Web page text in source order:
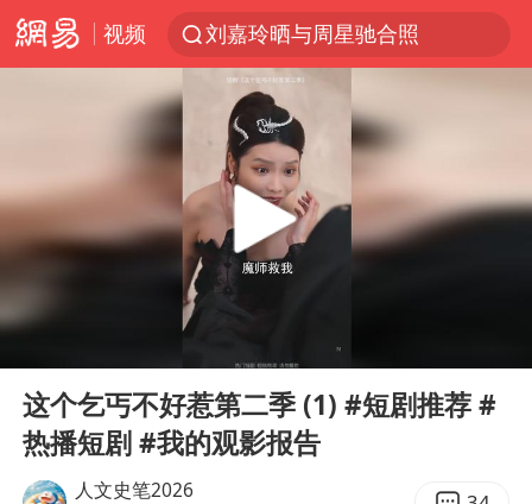
视频
刘嘉玲晒与周星驰合照
上门女婿出轨女邻居多年被判重婚罪
猫咪过火把节被抹成黑猫
BLG经理辟谣Bin离队
以军士兵把枪口对准中国记者
Play
这个乞丐不好惹第二季 (1) #短剧推荐 #
热播短剧 #我的观影报告
人文史笔2026